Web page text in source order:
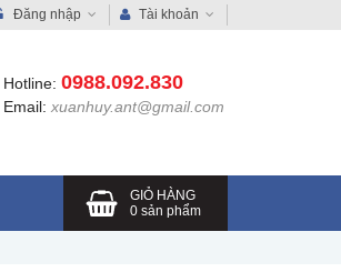
Đăng nhập Tài khoản
Hotline: 0988.092.830
Email: xuanhuy.ant@gmail.com
GIỎ HÀNG
0 sản phẩm